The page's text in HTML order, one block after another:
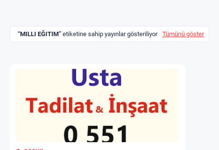
MILLI EĞITIM etiketine sahip yayınlar gösteriliyor Tümünü göster